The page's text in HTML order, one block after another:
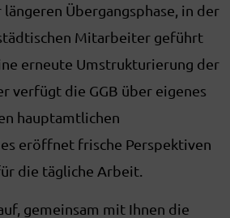
Übergangsphase, in der
Mitarbeiter geführt
erneute Umstrukturierung der
verfügt die GGB über eigenes
hauptamtlichen
eröffnet frische Perspektiven
die tägliche Arbeit.
gemeinsam mit Ihnen die